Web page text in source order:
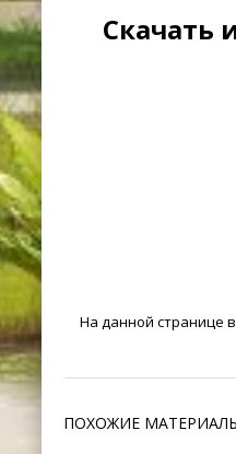
Скачать
На данной странице
ПОХОЖИЕ